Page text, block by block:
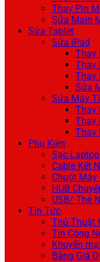
Thay Pin
Sửa Main
Sửa Tablet
Sửa iPad
Thay
Thay
Thay
Sửa
Sửa Máy
Thay
Thay
Thay
Phụ Kiện
Sạc Laptop
Cable Kết
Chuột Máy
HUB
USB/ Thẻ
Tin Tức
Thủ Thuật
Tin Công
Khuyến mại
Bảng Giá